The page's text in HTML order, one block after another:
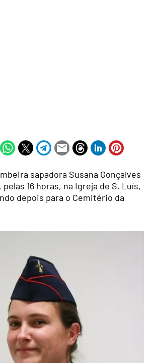
sapadora Susana Gonçalves
16 horas, na Igreja de S. Luís,
depois para o Cemitério da